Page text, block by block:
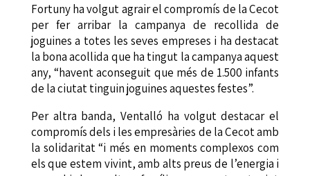
Fortuny ha volgut agrair el compromís de la Cecot
per fer arribar la campanya de recollida de
joguines a totes les seves empreses i ha destacat
la bona acollida que ha tingut la campanya aquest
any, “havent aconseguit que més de 1.500 infants
de la ciutat tinguin joguines aquestes festes”.
Per altra banda, Ventalló ha volgut destacar el
compromís dels i les empresàries de la Cecot amb
la solidaritat “i més en moments complexos com
els que estem vivint, amb alts preus de l’energia i